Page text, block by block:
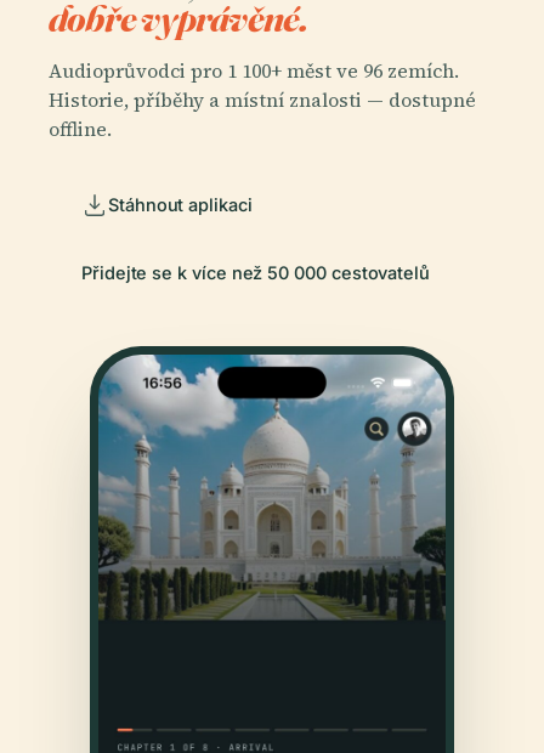
dobře vyprávěné.
Audioprůvodci pro 1 100+ měst ve 96 zemích.
Historie, příběhy a místní znalosti — dostupné
offline.
Stáhnout aplikaci
Přidejte se k více než 50 000 cestovatelů